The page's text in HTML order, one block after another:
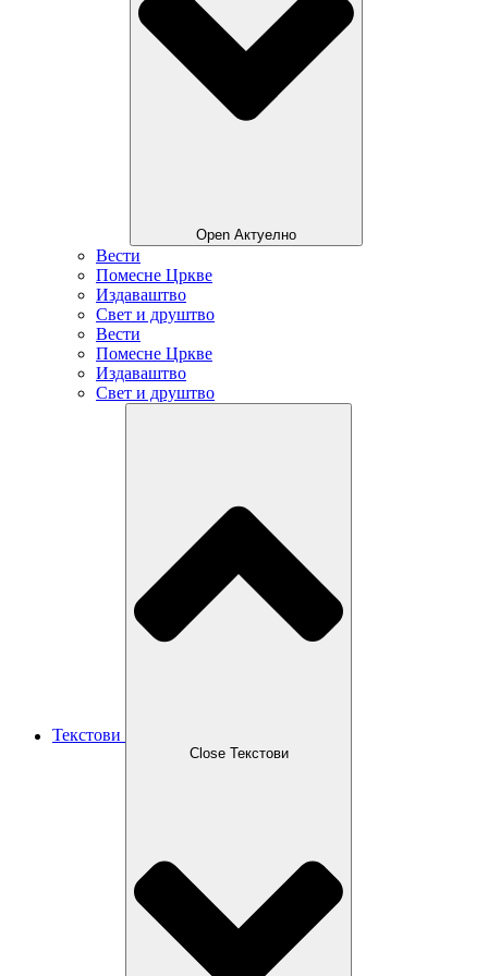
Open Актуелно
Вести
Помесне Цркве
Издаваштво
Свет и друштво
Вести
Помесне Цркве
Издаваштво
Свет и друштво
Текстови
Close Текстови